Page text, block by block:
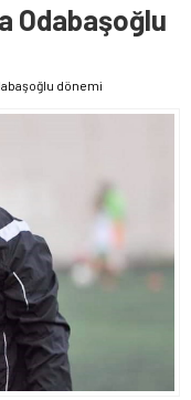
Odabaşoğlu
dönemi